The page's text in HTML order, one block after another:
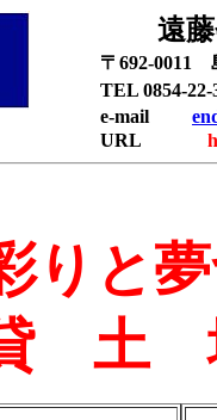
遠藤
〒692-0011
TEL 0854-
e-mail
URL
夢